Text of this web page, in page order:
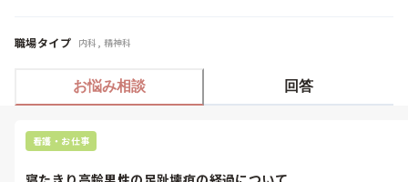
職場タイプ 内科, 精神科
お悩み相談 回答
看護・お仕事